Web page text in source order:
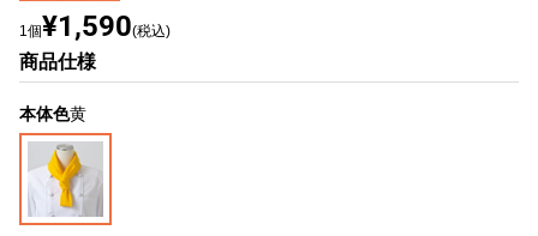
1個¥1,590(税込)
商品仕様
本体色黄